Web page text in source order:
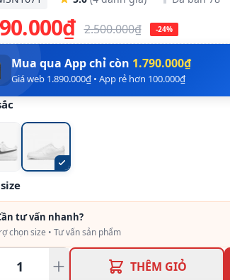
2.500.000₫ -24%
Mua qua App chỉ còn 1.790.000₫
Giá web 1.890.000₫ • App rẻ hơn 100.000₫
tư vấn nhanh?
chọn size • Tư vấn sản phẩm
THÊM GIỎ